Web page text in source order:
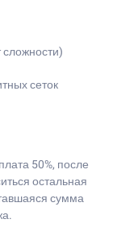
сложности)
сеток
50%, после
остальная
сумма